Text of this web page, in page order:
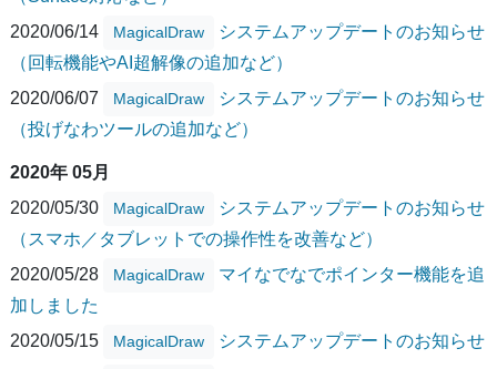
2020/06/14
MagicalDraw
システムアップデートのお知らせ
（回転機能やAI超解像の追加など）
2020/06/07
MagicalDraw
システムアップデートのお知らせ
（投げなわツールの追加など）
2020年 05月
2020/05/30
MagicalDraw
システムアップデートのお知らせ
（スマホ／タブレットでの操作性を改善など）
2020/05/28
MagicalDraw
マイなでなでポインター機能を追
加しました
2020/05/15
MagicalDraw システムアップデートのお知らせ